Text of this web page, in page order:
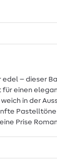
edel – dieser
einen
in der
Prise